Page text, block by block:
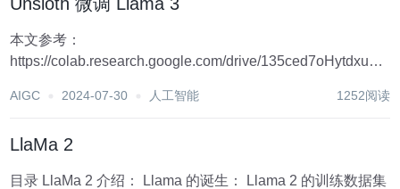
本文参考：
https://colab.research.google.com/drive/
AIGC 2024-07-30 人工智能 1252阅读
LlaMa 2
目录 LlaMa 2 介绍： Llama 的诞生： Llama 2 的训练数据集